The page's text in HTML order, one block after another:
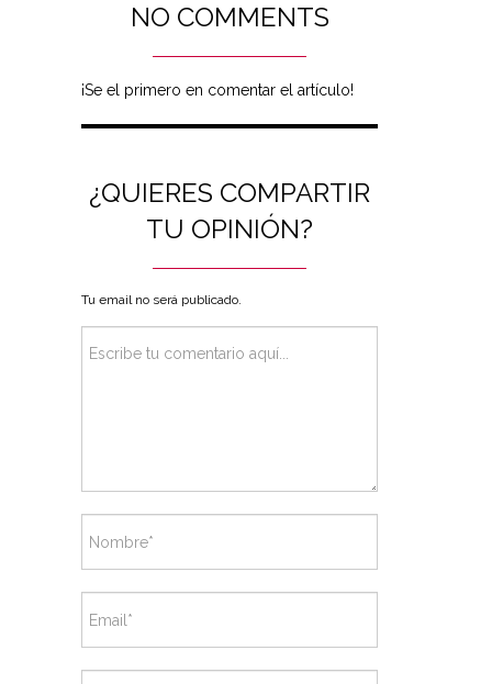
NO COMMENTS
¡Se el primero en comentar el artículo!
¿QUIERES COMPARTIR
TU OPINIÓN?
Tu email no será publicado.